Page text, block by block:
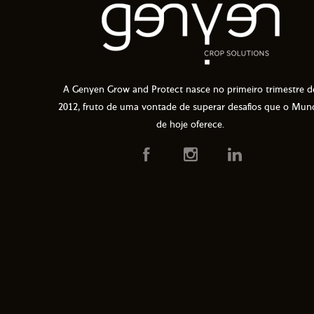
A Genyen Grow and Protect nasce no primeiro trimestre
2012, fruto de uma vontade de superar desafios que o
de hoje oferece.